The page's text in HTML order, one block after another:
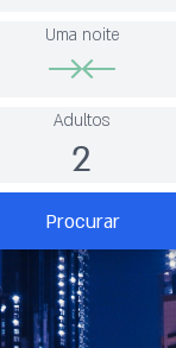
Uma noite
Adultos
2
Procurar